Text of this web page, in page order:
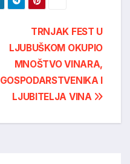
TRNJAK FEST U
LJUBUŠKOM OKUPIO
MNOŠTVO VINARA,
GOSPODARSTVENIKA I
LJUBITELJA VINA